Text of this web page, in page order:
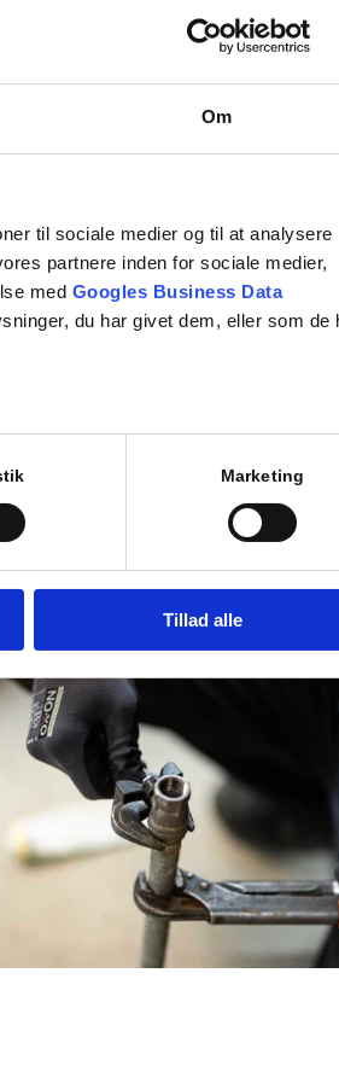
Om
til sociale medier og til at analysere
partnere inden for sociale medier,
med Googles Business Data
du har givet dem, eller som de
Marketing
Tillad alle
46 61